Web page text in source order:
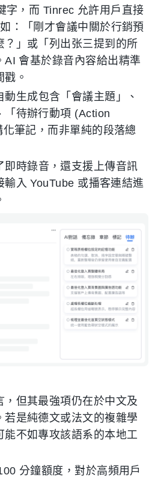
字，而 Tinrec 允許用戶直接
：「剛才會議中關於行銷預
？」或「列出张三提到的所
AI 會基於錄音內容給出精準
戳。
動生成包含「會議主題」、
「待辦行動項 (Action
筆記，而非單純的段落總
即時錄音，還支援上傳音訊
輸入 YouTube 或播客連結進
，但其最強項仍在於中文及
若是純德文或法文的複雜學
能不如專攻該語系的本地工
分鐘額度，對於高頻用戶